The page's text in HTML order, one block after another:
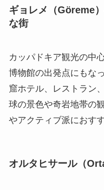
ギョレメ（Göreme
な街
カッパドキア観光の中
博物館の出発点にもな
窟ホテル、レストラン
球の景色や奇岩地帯の
やアクティブ派におすす
オルタヒサール（